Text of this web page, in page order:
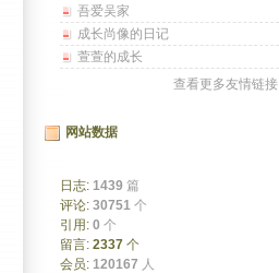
吾爱吴家
成长尚像的日记
萱萱的成长
查看更多友情链接
网站数据
日志: 1439 篇
评论: 30751个
引用: 0 个
留言: 2337个
会员: 120167 人